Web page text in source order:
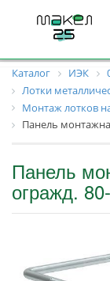
Каталог ИЭК
Лотки
Монтаж лотков
Панель
Панель
огражд.